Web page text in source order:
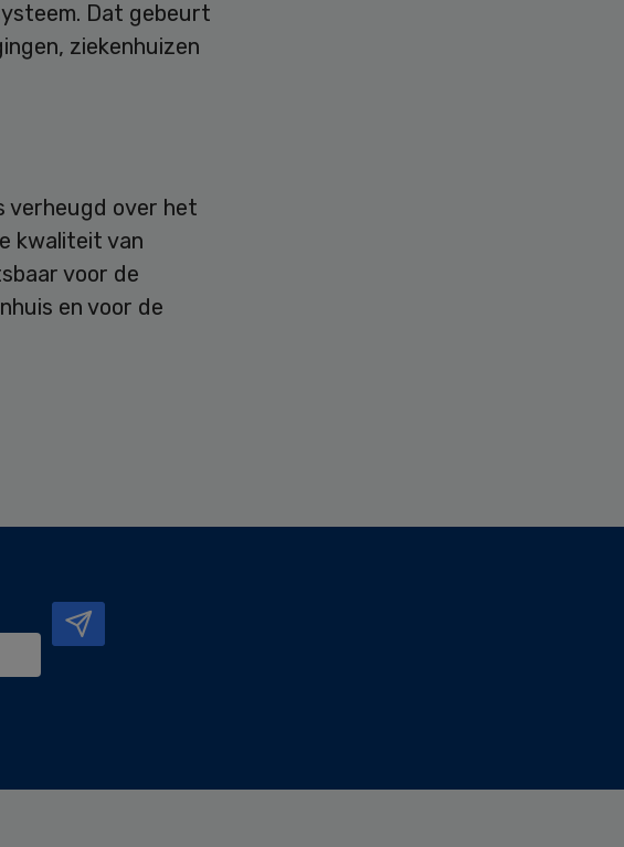
Dat gebeurt
ziekenhuizen
verheugd over het
kwaliteit van
voor de
en voor de